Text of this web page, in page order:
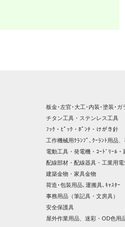
板金･左官･大工･内装･塗装･ガ
チタン工具・ステンレス工具
ﾌｯｸ・ﾋﾟｯｸ・ﾎﾟﾝﾁ・けがき針
工作機械用ｸﾗﾝﾌﾟ､ｸｰﾗﾝﾄ用品、
電動工具・発電機・ｺｰﾄﾞﾘｰﾙ・
配線部材・配線器具・工業用
建築金物・家具金物
荷造･包装用品､運搬具､ｷｬｽﾀｰ
事務用品（筆記具・文房具）
安全保護具
屋外作業用品、迷彩・OD色用